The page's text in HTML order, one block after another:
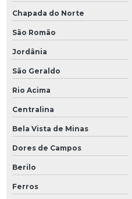
Chapada do Norte
São Romão
Jordânia
São Geraldo
Rio Acima
Centralina
Bela Vista de Minas
Dores de Campos
Berilo
Ferros